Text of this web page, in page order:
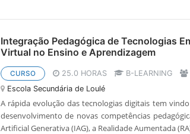
Integração Pedagógica de Tecnologias
Virtual no Ensino e Aprendizagem
CURSO 25.0 HORAS B-LEARNING
Escola Secundária de Loulé
A rápida evolução das tecnologias digitais tem
desenvolvimento de novas competências
Artificial Generativa (IAG), a Realidade Aumentada